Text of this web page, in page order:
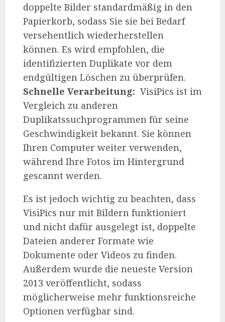
doppelte Bilder standardmäßig in den
Papierkorb, sodass Sie sie bei Bedarf
versehentlich wiederherstellen
können. Es wird empfohlen, die
identifizierten Duplikate vor dem
endgültigen Löschen zu überprüfen.
Schnelle Verarbeitung: VisiPics ist im
Vergleich zu anderen
Duplikatssuchprogrammen für seine
Geschwindigkeit bekannt. Sie können
Ihren Computer weiter verwenden,
während Ihre Fotos im Hintergrund
gescannt werden.
Es ist jedoch wichtig zu beachten, dass
VisiPics nur mit Bildern funktioniert
und nicht dafür ausgelegt ist, doppelte
Dateien anderer Formate wie
Dokumente oder Videos zu finden.
Außerdem wurde die neueste Version
2013 veröffentlicht, sodass
möglicherweise mehr funktionsreiche
Optionen verfügbar sind.